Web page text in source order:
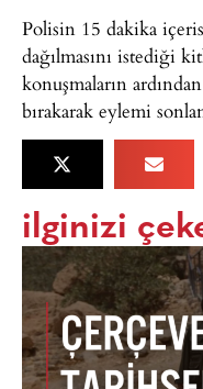
Polisin 15 dakika
dağılmasını istediği
konuşmaların
bırakarak eylemi
ilginizi